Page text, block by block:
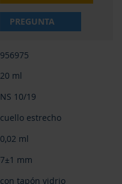
PREGUNTA
956975
20 ml
NS 10/19
cuello estrecho
0,02 ml
7±1 mm
con tapón vidrio